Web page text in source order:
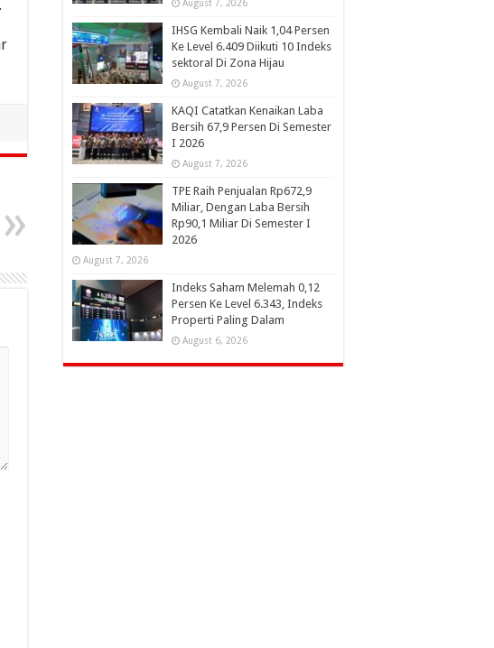
August 7, 2026
IHSG Kembali Naik 1,04 Persen
Ke Level 6.409 Diikuti 10 Indeks
sektoral Di Zona Hijau
August 7, 2026
KAQI Catatkan Kenaikan Laba
Bersih 67,9 Persen Di Semester
I 2026
August 7, 2026
TPE Raih Penjualan Rp672,9
Miliar, Dengan Laba Bersih
Rp90,1 Miliar Di Semester I
2026
August 7, 2026
Indeks Saham Melemah 0,12
Persen Ke Level 6.343, Indeks
Properti Paling Dalam
August 6, 2026